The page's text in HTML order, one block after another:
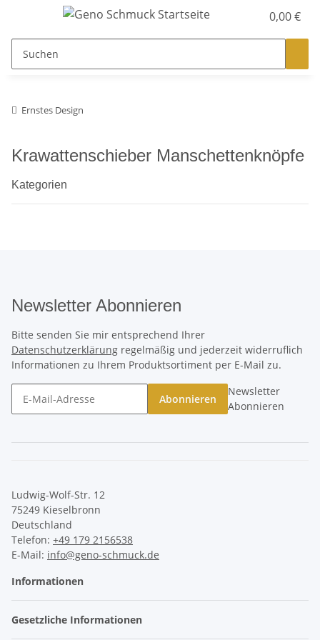
0,00 €
Ernstes Design
Krawattenschieber Manschettenknöpfe
Kategorien
Newsletter Abonnieren
Bitte senden Sie mir entsprechend Ihrer
Datenschutzerklärung regelmäßig und jederzeit widerruflich
Informationen zu Ihrem Produktsortiment per E-Mail zu.
Abonnieren
Newsletter
Abonnieren
Ludwig-Wolf-Str. 12
75249 Kieselbronn
Deutschland
Telefon: +49 179 2156538
E-Mail: info@geno-schmuck.de
Informationen
Gesetzliche Informationen